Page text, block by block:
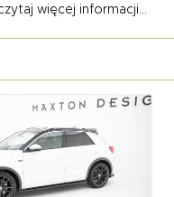
inspirowany
modyfikacjami – kutymi
dodatki podkreślą
dla kierowców, którzy
jakość wykonania w
więcej informacji...